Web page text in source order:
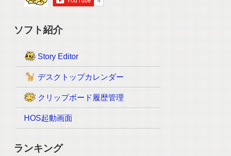
ソフト紹介
Story Editor
デスクトップカレンダー
クリップボード履歴管理
HOS起動画面
ランキング